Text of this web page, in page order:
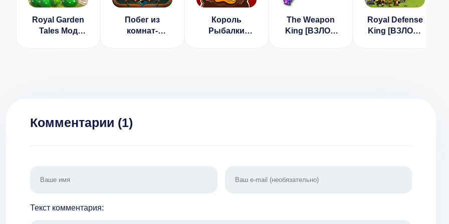
Royal Garden
Tales Мод
Побег из
комнат-
Король
Рыбалки
The Weapon
King [ВЗЛОМ
Royal Defense
King [ВЗЛОМ]
Комментарии (1)
Текст комментария: